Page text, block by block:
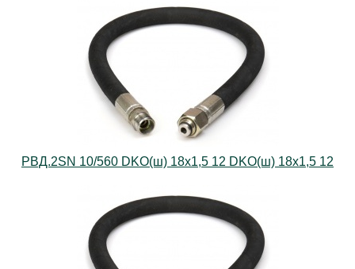
РВД.2SN 10/560 DKO(ш) 18х1,5 12 DKO(ш) 18х1,5 12